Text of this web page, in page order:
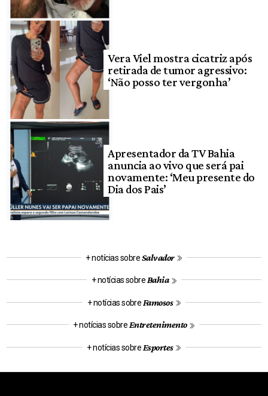
Vera Viel mostra cicatriz após
retirada de tumor agressivo:
‘Não posso ter vergonha’
Apresentador da TV Bahia
anuncia ao vivo que será pai
novamente: ‘Meu presente do
Dia dos Pais’
+ notícias sobreSalvador
+ notícias sobre Bahia
+ notícias sobre Famosos
+ notícias sobre Entretenimento
+ notícias sobre Esportes